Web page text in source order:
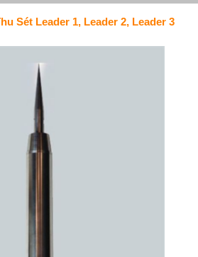
Sét Leader 1, Leader 2, Leader 3